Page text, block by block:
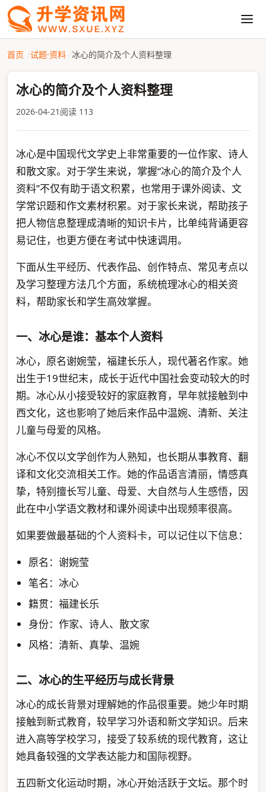
首页 试题·资料 冰心的简介及个人资料整理
冰心的简介及个人资料整理
2026-04-21 阅读 113
冰心是中国现代文学史上非常重要的一位作家、诗人
和散文家。对于学生来说，掌握“冰心的简介及个人
资料”不仅有助于语文积累，也常用于课外阅读、文
学常识题和作文素材积累。对于家长来说，帮助孩子
把人物信息整理成清晰的知识卡片，比单纯背诵更容
易记住，也更方便在考试中快速调用。
下面从生平经历、代表作品、创作特点、常见考点以
及学习整理方法几个方面，系统梳理冰心的相关资
料，帮助家长和学生高效掌握。
一、冰心是谁：基本个人资料
冰心，原名谢婉莹，福建长乐人，现代著名作家。她
出生于19世纪末，成长于近代中国社会变动较大的时
期。冰心从小接受较好的家庭教育，早年就接触到中
西文化，这也影响了她后来作品中温婉、清新、关注
儿童与母爱的风格。
冰心不仅以文学创作为人熟知，也长期从事教育、翻
译和文化交流相关工作。她的作品语言清丽，情感真
挚，特别擅长写儿童、母爱、大自然与人生感悟，因
此在中小学语文教材和课外阅读中出现频率很高。
如果要做最基础的个人资料卡，可以记住以下信息：
原名：谢婉莹
笔名：冰心
籍贯：福建长乐
身份：作家、诗人、散文家
风格：清新、真挚、温婉
二、冰心的生平经历与成长背景
冰心的成长背景对理解她的作品很重要。她少年时期
接触到新式教育，较早学习外语和新文学知识。后来
进入高等学校学习，接受了较系统的现代教育，这让
她具备较强的文学表达能力和国际视野。
五四新文化运动时期，冰心开始活跃于文坛。那个时